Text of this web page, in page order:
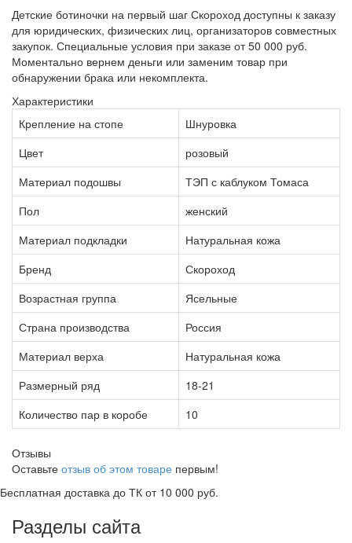
Детские ботиночки на первый шаг Скороход доступны к заказу
для юридических, физических лиц, организаторов совместных
закупок. Специальные условия при заказе от 50 000 руб.
Моментально вернем деньги или заменим товар при
обнаружении брака или некомплекта.
Характеристики
Крепление на стопе
Шнуровка
Цвет
розовый
Материал подошвы
ТЭП с каблуком Томаса
Пол
женский
Материал подкладки
Натуральная кожа
Бренд
Скороход
Возрастная группа
Ясельные
Страна производства
Россия
Материал верха
Натуральная кожа
Размерный ряд
18-21
Количество пар в коробе
10
Отзывы
Оставьте отзыв об этом товаре первым!
Бесплатная доставка до ТК от 10 000 руб.
Разделы сайта